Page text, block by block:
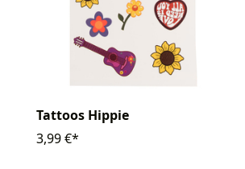
Tattoos Hippie
3,99 €*